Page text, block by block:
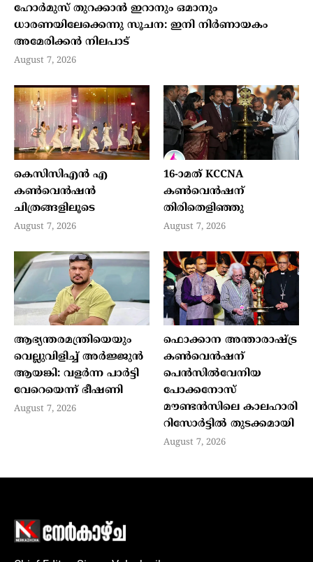
ഹോര്‍മുസ് തുറക്കാന്‍ ഇറാനും ഒമാനും
ധാരണയിലേക്കെന്നു സൂചന: ഇനി നിര്‍ണായകം
അമേരിക്കന്‍ നിലപാട്
August 7, 2026
കെസിസിഎൻ എ
കൺവെൻഷൻ
ചിത്രങ്ങളിലൂടെ
August 7, 2026
16-ാമത് KCCNA
കൺവെൻഷന്
തിരിതെളിഞ്ഞു
August 7, 2026
ആഭ്യന്തരമന്ത്രിയെയും
വെല്ലുവിളിച്ച് അര്‍ജ്ജുന്‍
ആയങ്കി: വളര്‍ന്ന പാര്‍ട്ടി
വേറെയെന്ന് ഭീഷണി
August 7, 2026
ഫൊക്കാന അന്താരാഷ്ട്ര
കൺവെൻഷന്
പെൻസിൽവേനിയ
പോക്കനോസ്
മൗണ്ടൻസിലെ കാലഹാരി
റിസോർട്ടിൽ തുടക്കമായി
August 7, 2026